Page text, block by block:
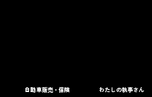
自動車販売・保険 わたしの執事さん